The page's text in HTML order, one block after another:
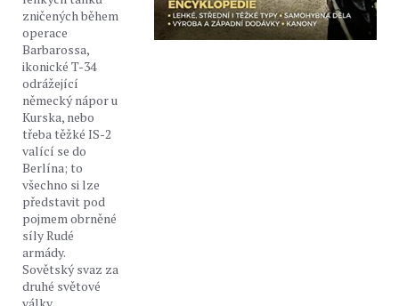
zničených během
operace
Barbarossa,
ikonické T-34
odrážející
německý nápor u
Kurska, nebo
třeba těžké IS-2
valící se do
Berlína; to
všechno si lze
představit pod
pojmem obrněné
síly Rudé
armády.
Sovětský svaz za
druhé světové